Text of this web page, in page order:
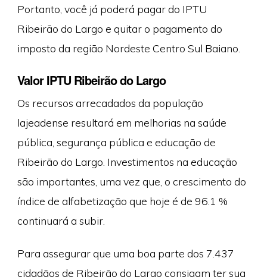
Portanto, você já poderá pagar do IPTU
Ribeirão do Largo e quitar o pagamento do
imposto da região Nordeste Centro Sul Baiano.
Valor IPTU Ribeirão do Largo
Os recursos arrecadados da população
lajeadense resultará em melhorias na saúde
pública, segurança pública e educação de
Ribeirão do Largo. Investimentos na educação
são importantes, uma vez que, o crescimento do
índice de alfabetização que hoje é de 96.1 %
continuará a subir.
Para assegurar que uma boa parte dos 7.437
cidadãos de Ribeirão do Largo consigam ter sua